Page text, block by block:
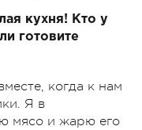
кухня! Кто у
готовите
когда к нам
Я в
мясо и жарю его